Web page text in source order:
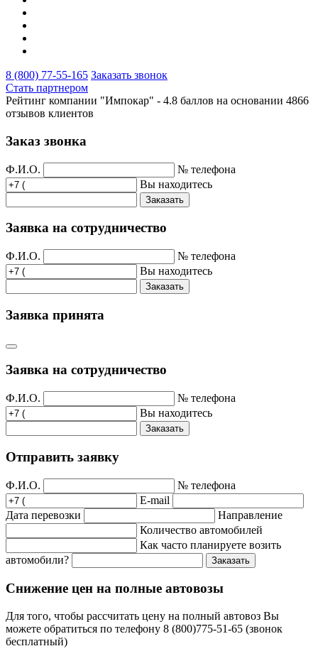
8 (800) 77-55-165 Заказать звонок
Стать партнером
Рейтинг компании "Импокар" - 4.8 баллов на основании 4866
отзывов клиентов
Заказ звонка
Ф.И.О.
№ телефона
Вы находитесь
Заказать
Заявка на сотрудничество
Ф.И.О.
№ телефона
Вы находитесь
Заказать
Заявка принята
Заявка на сотрудничество
Ф.И.О.
№ телефона
Вы находитесь
Заказать
Отправить заявку
Ф.И.О.
№ телефона
E-mail
Дата перевозки
Направление
Количество автомобилей
Как часто планируете возить
автомобили?
Заказать
Снижение цен на полные автовозы
Для того, чтобы рассчитать цену на полный автовоз Вы
можете обратиться по телефону 8 (800)775-51-65 (звонок
бесплатный)